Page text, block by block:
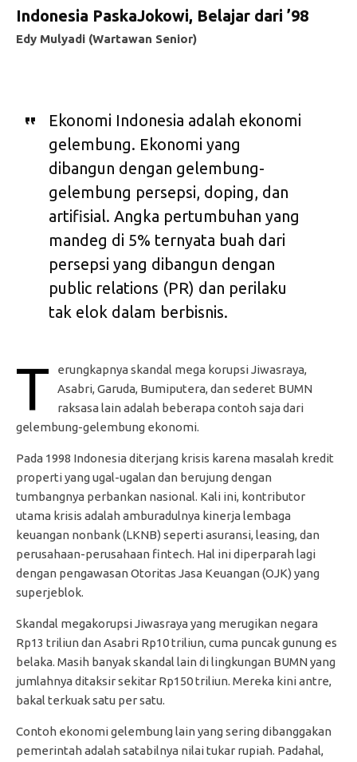
Indonesia PaskaJokowi, Belajar dari ’98
Edy Mulyadi (Wartawan Senior)
Ekonomi Indonesia adalah ekonomi
gelembung. Ekonomi yang
dibangun dengan gelembung-
gelembung persepsi, doping, dan
artifisial. Angka pertumbuhan yang
mandeg di 5% ternyata buah dari
persepsi yang dibangun dengan
public relations (PR) dan perilaku
tak elok dalam berbisnis.
T
erungkapnya skandal mega korupsi Jiwasraya,
Asabri, Garuda, Bumiputera, dan sederet BUMN
raksasa lain adalah beberapa contoh saja dari
gelembung-gelembung ekonomi.
Pada 1998 Indonesia diterjang krisis karena masalah kredit
properti yang ugal-ugalan dan berujung dengan
tumbangnya perbankan nasional. Kali ini, kontributor
utama krisis adalah amburadulnya kinerja lembaga
keuangan nonbank (LKNB) seperti asuransi, leasing, dan
perusahaan-perusahaan fintech. Hal ini diperparah lagi
dengan pengawasan Otoritas Jasa Keuangan (OJK) yang
superjeblok.
Skandal megakorupsi Jiwasraya yang merugikan negara
Rp13 triliun dan Asabri Rp10 triliun, cuma puncak gunung es
belaka. Masih banyak skandal lain di lingkungan BUMN yang
jumlahnya ditaksir sekitar Rp150 triliun. Mereka kini antre,
bakal terkuak satu per satu.
Contoh ekonomi gelembung lain yang sering dibanggakan
pemerintah adalah satabilnya nilai tukar rupiah. Padahal,